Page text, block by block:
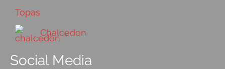
Topas
Chalcedon
Social Media